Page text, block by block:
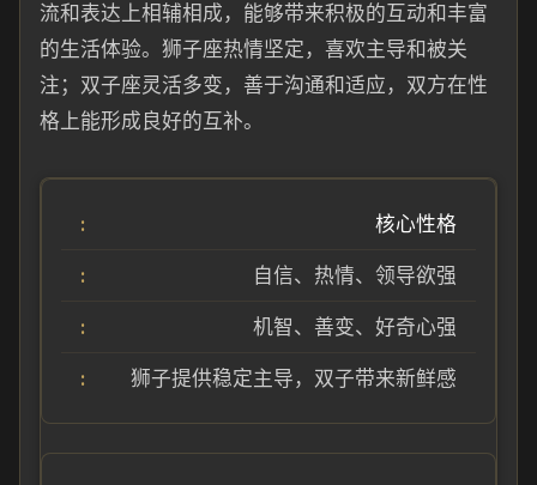
流和表达上相辅相成，能够带来积极的互动和丰富
的生活体验。狮子座热情坚定，喜欢主导和被关
注；双子座灵活多变，善于沟通和适应，双方在性
格上能形成良好的互补。
核心性格
自信、热情、领导欲强
机智、善变、好奇心强
狮子提供稳定主导，双子带来新鲜感